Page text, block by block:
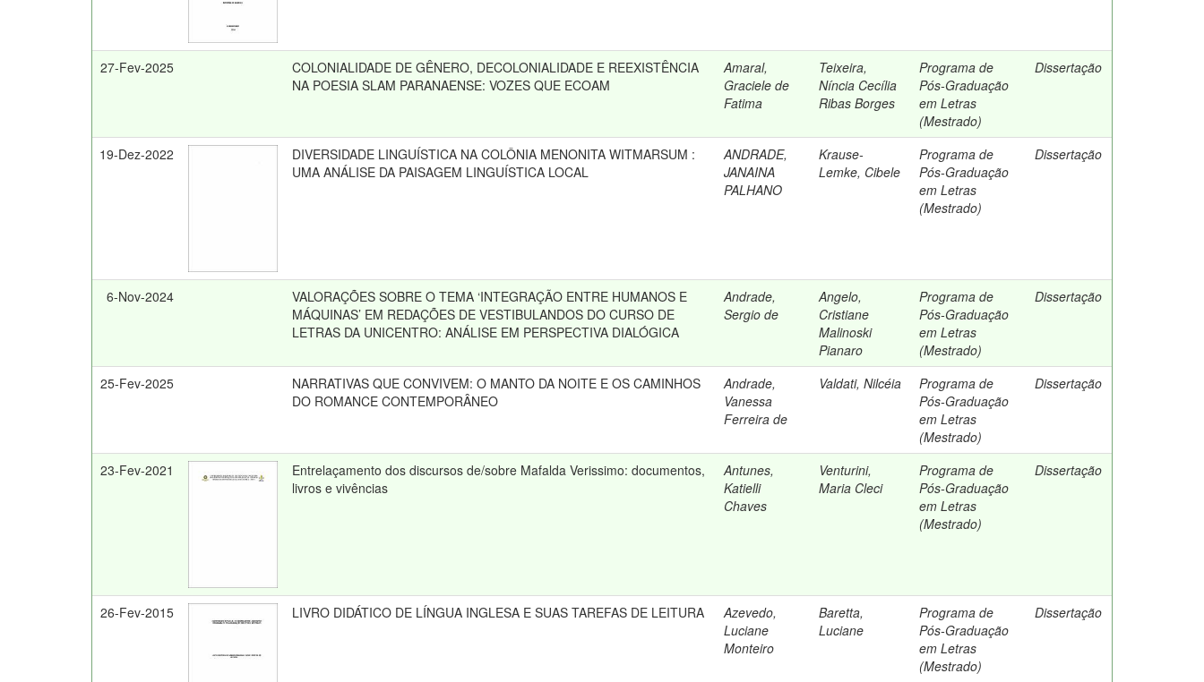
27-Fev-2025
COLONIALIDADE DE GÊNERO, DECOLONIALIDADE E REEXISTÊNCIA
NA POESIA SLAM PARANAENSE: VOZES QUE ECOAM
Amaral,
Graciele de
Fatima
Teixeira,
Níncia Cecília
Ribas Borges
Programa de
Pós-Graduação
em Letras
(Mestrado)
Dissertação
19-Dez-2022
DIVERSIDADE LINGUÍSTICA NA COLÔNIA MENONITA WITMARSUM :
UMA ANÁLISE DA PAISAGEM LINGUÍSTICA LOCAL
ANDRADE,
JANAINA
PALHANO
Krause-
Lemke, Cibele
Programa de
Pós-Graduação
em Letras
(Mestrado)
Dissertação
6-Nov-2024
VALORAÇÕES SOBRE O TEMA ‘INTEGRAÇÃO ENTRE HUMANOS E
MÁQUINAS’ EM REDAÇÕES DE VESTIBULANDOS DO CURSO DE
LETRAS DA UNICENTRO: ANÁLISE EM PERSPECTIVA DIALÓGICA
Andrade,
Sergio de
Angelo,
Cristiane
Malinoski
Pianaro
Programa de
Pós-Graduação
em Letras
(Mestrado)
Dissertação
25-Fev-2025
NARRATIVAS QUE CONVIVEM: O MANTO DA NOITE E OS CAMINHOS
DO ROMANCE CONTEMPORÂNEO
Andrade,
Vanessa
Ferreira de
Valdati, Nilcéia
Programa de
Pós-Graduação
em Letras
(Mestrado)
Dissertação
23-Fev-2021
Entrelaçamento dos discursos de/sobre Mafalda Verissimo: documentos,
livros e vivências
Antunes,
Katielli
Chaves
Venturini,
Maria Cleci
Programa de
Pós-Graduação
em Letras
(Mestrado)
Dissertação
26-Fev-2015 LIVRO DIDÁTICO DE LÍNGUA INGLESA E SUAS TAREFAS DE LEITURA
Azevedo,
Luciane
Monteiro
Baretta,
Luciane
Programa de
Pós-Graduação
em Letras
(Mestrado)
Dissertação